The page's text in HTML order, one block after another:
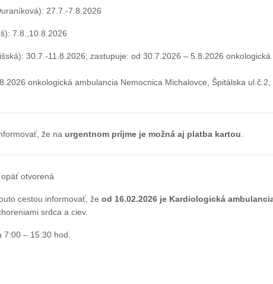
27.7.-7.8.2026
7.8.,10.8.2026
30.7.-11.8.2026; zastupuje: od 30.7.2026 – 5.8.2026
onkologická ambulancia Nemocnica Michalovce, Špitálska
že na urgentnom príjme je možná aj platba kartou.
opäť otvorená
cestou informovať, že od 16.02.2026 je Kardiologická
srdca a ciev.
7:00 – 15:30 hod.